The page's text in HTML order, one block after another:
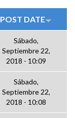
POST DATE
Sábado,
Septiembre 22,
2018 - 10:09
Sábado,
Septiembre 22,
2018 - 10:08